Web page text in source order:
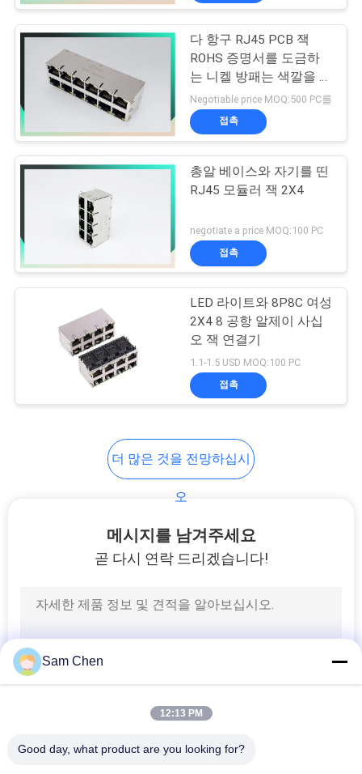
이
PRIVACY
POLICY
POE Rj45 잭
10
RJ45 USB 연결관
USB 암 커넥터
rj45 암 커넥터
다 항구 RJ45 PCB 잭
ROHS 증명서를 도금하
는 니켈 방패는 색깔을 주
문을 받아서 만듭니다
Negotiable price MOQ:500 PC를
접촉
총알 베이스와 자기를 띤
RJ45 모듈러 잭 2X4
negotiate a price MOQ:100 PC
접촉
LED 라이트와 8P8C 여성
2X4 8 공항 알제이 사십
오 잭 연결기
1.1-1.5 USD MOQ:100 PC
접촉
더 많은 것을 전망하십시
오
메시지를 남겨주세요
곧 다시 연락 드리겠습니다!
Sam Chen
12:13 PM
Good day, what product are you looking for?